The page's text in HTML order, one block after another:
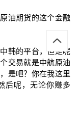
油期货的这个金融
韩的平台，但是呢
交易就是中航原油
是吧？你在我这里
后呢，无论你赚多